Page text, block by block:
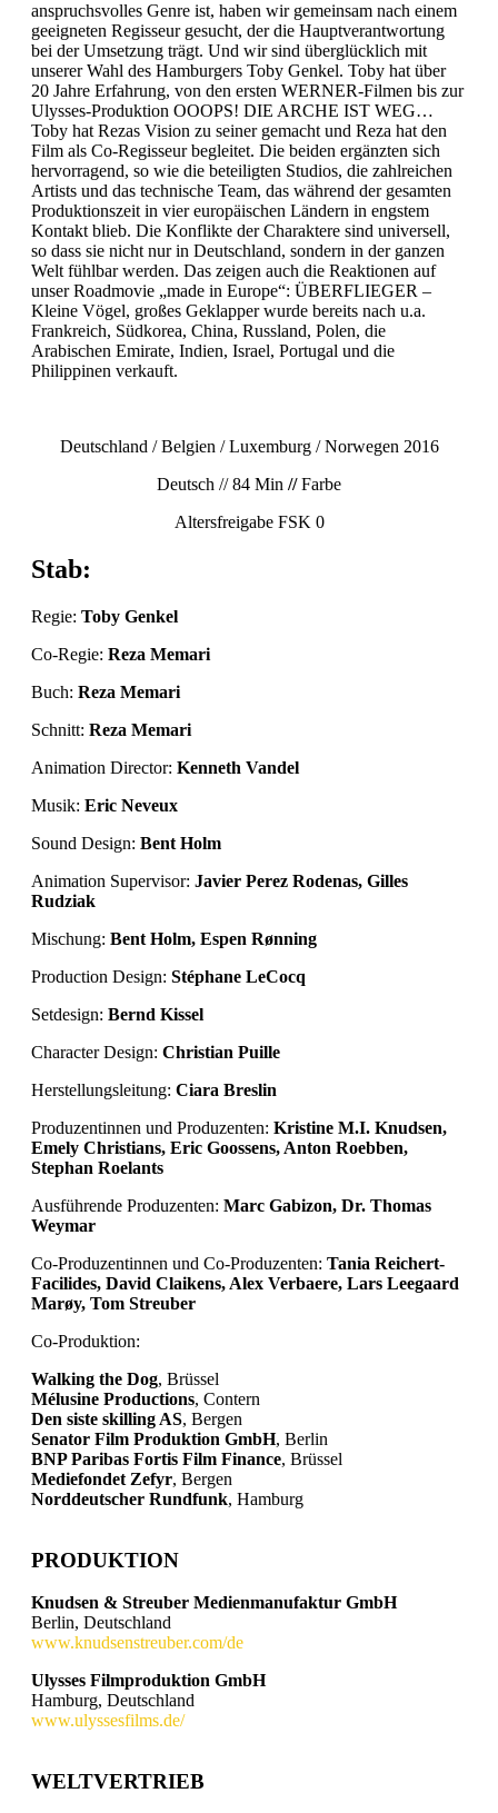
anspruchsvolles Genre ist, haben wir gemeinsam nach einem
geeigneten Regisseur gesucht, der die Hauptverantwortung
bei der Umsetzung trägt. Und wir sind überglücklich mit
unserer Wahl des Hamburgers Toby Genkel. Toby hat über
20 Jahre Erfahrung, von den ersten WERNER-Filmen bis zur
Ulysses-Produktion OOOPS! DIE ARCHE IST WEG…
Toby hat Rezas Vision zu seiner gemacht und Reza hat den
Film als Co-Regisseur begleitet. Die beiden ergänzten sich
hervorragend, so wie die beteiligten Studios, die zahlreichen
Artists und das technische Team, das während der gesamten
Produktionszeit in vier europäischen Ländern in engstem
Kontakt blieb. Die Konflikte der Charaktere sind universell,
so dass sie nicht nur in Deutschland, sondern in der ganzen
Welt fühlbar werden. Das zeigen auch die Reaktionen auf
unser Roadmovie „made in Europe“: ÜBERFLIEGER –
Kleine Vögel, großes Geklapper wurde bereits nach u.a.
Frankreich, Südkorea, China, Russland, Polen, die
Arabischen Emirate, Indien, Israel, Portugal und die
Philippinen verkauft.
Deutschland / Belgien / Luxemburg / Norwegen 2016
Deutsch // 84 Min //Farbe
Altersfreigabe FSK 0
Stab:
Regie: Toby Genkel
Co-Regie: Reza Memari
Buch: Reza Memari
Schnitt: Reza Memari
Animation Director: Kenneth Vandel
Musik: Eric Neveux
Sound Design: Bent Holm
Animation Supervisor: Javier Perez Rodenas, Gilles
Rudziak
Mischung: Bent Holm, Espen Rønning
Production Design: Stéphane LeCocq
Setdesign: Bernd Kissel
Character Design: Christian Puille
Herstellungsleitung: Ciara Breslin
Produzentinnen und Produzenten: Kristine M.I. Knudsen,
Emely Christians, Eric Goossens, Anton Roebben,
Stephan Roelants
Ausführende Produzenten: Marc Gabizon, Dr. Thomas
Weymar
Co-Produzentinnen und Co-Produzenten: Tania Reichert-
Facilides, David Claikens, Alex Verbaere, Lars Leegaard
Marøy, Tom Streuber
Co-Produktion:
Walking the Dog, Brüssel
Mélusine Productions, Contern
Den siste skilling AS, Bergen
Senator Film Produktion GmbH, Berlin
BNP Paribas Fortis Film Finance, Brüssel
Mediefondet Zefyr, Bergen
Norddeutscher Rundfunk, Hamburg
PRODUKTION
Knudsen & Streuber Medienmanufaktur GmbH
Berlin, Deutschland
www.knudsenstreuber.com/de
Ulysses Filmproduktion GmbH
Hamburg, Deutschland
www.ulyssesfilms.de/
WELTVERTRIEB